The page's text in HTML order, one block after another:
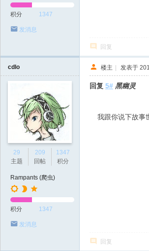
积分 1347
发消息
回复
cdlo
29
主题
209
回帖
1347
积分
Rampants (爬虫)
积分 1347
发消息
楼主 | 发表于
回复 5# 黑幽灵
我跟你说下故事
回复